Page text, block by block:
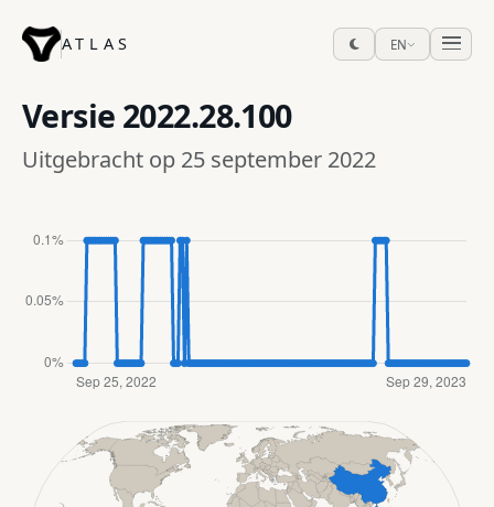
ATLAS EN
Versie 2022.28.100
Uitgebracht op 25 september 2022